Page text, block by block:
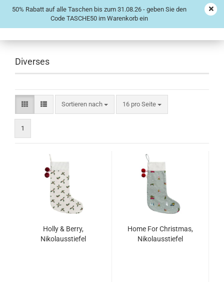
50% Rabatt auf alle Taschen bis zum 31.08.26 - geben Sie den
Code TASCHE50 im Warenkorb ein
Diverses
Sortieren nach 16 pro Seite
1
Holly & Berry,
Nikolausstiefel
Home For Christmas,
Nikolausstiefel